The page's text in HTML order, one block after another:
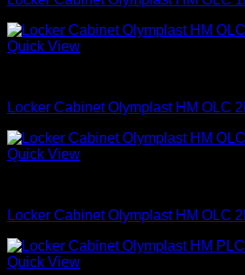
Quick View
Locker Cabinet Olymplast HM OLC
Quick View
Locker Cabinet Olymplast HM OLC
Quick View